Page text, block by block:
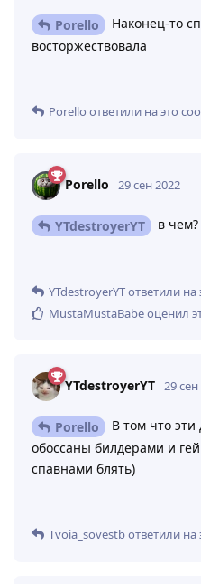
Porello
Наконец-то
восторжествовала
Porello ответили на это
Porello 29 сен 2022
YTdestroyerYT в чем?
YTdestroyerYTответили
MustaMustaBabeоценил
YTdestroyerYT 29
Porello
В том что
обоссаны билдерами и
спавнами блять)
Tvoia_sovestbответили